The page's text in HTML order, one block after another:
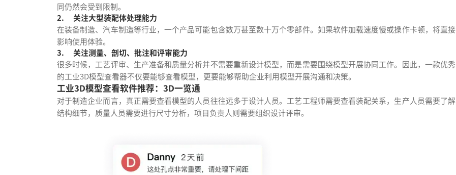
同仍然会受到限制。
2. 关注大型装配体处理能力
在装备制造、汽车制造等行业，一个产品可能包含数万甚至数十万个零部件。如果软件加载速度慢或操作卡顿，将直接
影响使用体验。
3. 关注测量、剖切、批注和评审能力
很多时候，工艺评审、生产准备和质量分析并不需要重新设计模型，而是需要围绕模型开展协同工作。因此，一款优秀
的工业3D模型查看器不仅要能够查看模型，更要能够帮助企业利用模型开展沟通和决策。
工业3D模型查看软件推荐：3D一览通
对于制造企业而言，真正需要查看模型的人员往往远多于设计人员。工艺工程师需要查看装配关系，生产人员需要了解
结构细节，质量人员需要进行尺寸分析，项目负责人则需要组织设计评审。